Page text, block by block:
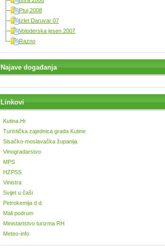
Ptuj 2008
Izlet Daruvar 07
Voloderska jesen 2007
Razno
Najave događanja
Linkovi
Kutina.Hr
Turistička zajednica grada Kutine
Sisačko-moslavačka županija
Vinogradarstvo
MPS
HZPSS
Vinistra
Svijet u čaši
Petrokemija d.d.
Mali podrum
Ministartstvo turizma RH
Meteo-info